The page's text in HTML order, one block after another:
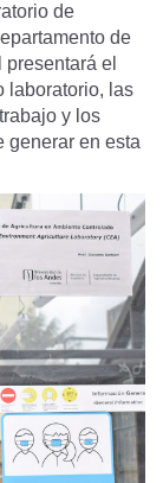
de
de
el
laboratorio, las
y los
generar en esta